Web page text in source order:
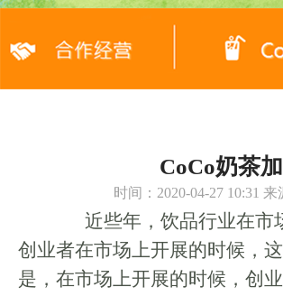
CoCo奶茶
时间：2020-04-27 10:31
近些年，饮品行业在市
创业者在市场上开展的时候，
是，在市场上开展的时候，创